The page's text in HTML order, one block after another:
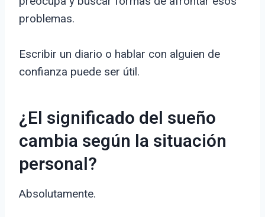
problemas.
Escribir un diario o hablar con alguien de
confianza puede ser útil.
¿El significado del sueño
cambia según la situación
personal?
Absolutamente.